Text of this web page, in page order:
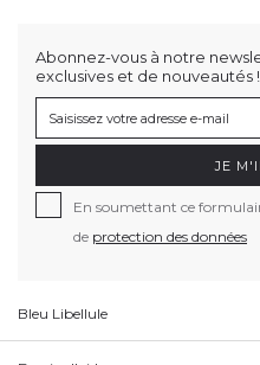
Abonnez-vous à notre
exclusives et de nouveautés !
JE
En soumettant ce
de protection des données
Bleu Libellule